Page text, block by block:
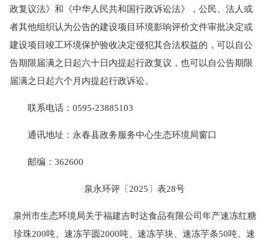
政复议法》和《中华人民共和国行政诉讼法》，公民、法人或
者其他组织认为公告的建设项目环境影响评价文件审批决定或
建设项目竣工环境保护验收决定侵犯其合法权益的，可以自公
告期限届满之日起六十日内提起行政复议，也可以自公告期限
届满之日起六个月内提起行政诉讼。
联系电话： 0595-23885103
通讯地址：永春县政务服务中心生态环境局窗口
邮编：362600
泉永环评〔2025〕表28号
泉州市生态环境局关于福建吉时达食品有限公司年产速冻红糖
珍珠200吨、速冻芋圆2000吨、速冻芋块、速冻芋条50吨、速